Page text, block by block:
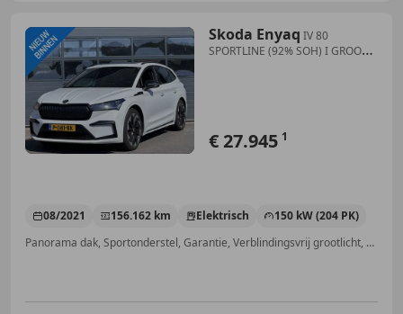
Skoda Enyaq IV 80
SPORTLINE (92% SOH) I GROOT
€ 27.945 1
08/2021 156.162 km Elektrisch
150 kW (204 PK)
Panorama dak, Sportonderstel, Garantie, Verblindingsvrij grootlicht, Digitale radio-ontvangst, Geheel digitaal combi-instrument, Trekhaak, Dakrails